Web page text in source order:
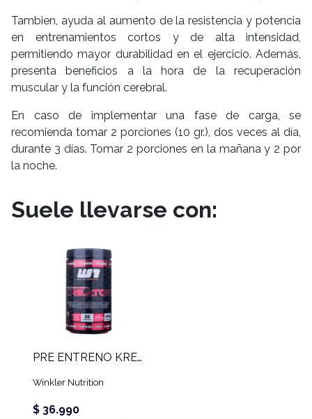
Tambien, ayuda al aumento de la resistencia y potencia
en entrenamientos cortos y de alta intensidad,
permitiendo mayor durabilidad en el ejercicio. Además,
presenta beneficios a la hora de la recuperación
muscular y la función cerebral.
En caso de implementar una fase de carga, se
recomienda tomar 2 porciones (10 gr.), dos veces al día,
durante 3 días. Tomar 2 porciones en la mañana y 2 por
la noche.
Suele llevarse con:
PRE ENTRENO KREATOR (600 GR)
Winkler Nutrition
$ 36.990